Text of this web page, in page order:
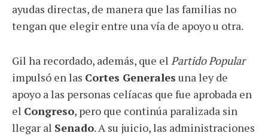
ayudas directas, de manera que las familias no
tengan que elegir entre una vía de apoyo u otra.
Gil ha recordado, además, que el Partido Popular
impulsó en las Cortes Generales una ley de
apoyo a las personas celíacas que fue aprobada en
el Congreso, pero que continúa paralizada sin
llegar al Senado. A su juicio, las administraciones